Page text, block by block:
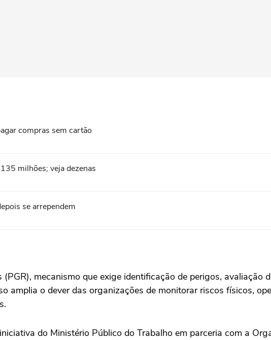
compras sem cartão
milhões; veja dezenas
se arrependem
mecanismo que exige identificação de perigos, avaliação
amplia o dever das organizações de monitorar riscos físicos,
do Ministério Público do Trabalho em parceria com a